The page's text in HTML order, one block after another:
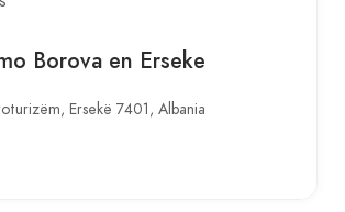
Borova en Erseke
Ersekë 7401, Albania